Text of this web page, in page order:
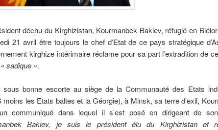
déchu du Kirghizistan, Kourmanbek Bakiev, réfugié en
21 avril être toujours le chef d’Etat de ce pays stratégique
kirghize intérimaire réclame pour sa part l’extradition de ce
« sadique ».
sous bonne escorte au siège de la Communauté des Etats
moins les Etats baltes et la Géorgie), à Minsk, sa terre d’exil,
communiqué dans lequel il s’est posé en dirigeant de
Bakiev, je suis le président élu du Kirghizistan et